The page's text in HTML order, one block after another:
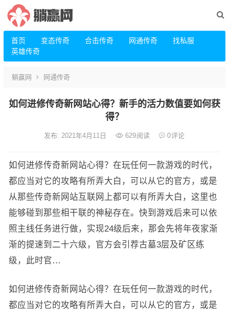
首页 变态传奇 合击传奇 网通传奇
找私服
英雄传奇
躺赢网 网通传奇
如何进修传奇新网站心得？新手的活力数值要如何获
得？
发布: 2021年4月11日 629阅读 0评论
如何进修传奇新网站心得？在玩任何一款游戏的时代，
都应当对它的攻略有所弄大白，可以从它的官方，或是
从那些传奇新网站互联网上都可以有所弄大白，这里也
能够碰到那些相干联的神秘存在。快到游戏后来可以依
照主线任务进行做，实现24级后来，那会先将年夜家渐
渐的提速到二十六级，官方会引荐古墓3层及矿区练
级，此时官…
如何进修传奇新网站心得？在玩任何一款游戏的时代，
都应当对它的攻略有所弄大白，可以从它的官方，或是